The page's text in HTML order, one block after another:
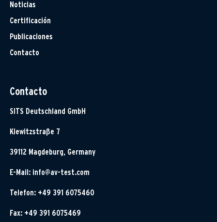
Noticias
Certificación
Publicaciones
Contacto
Contacto
SITS Deutschland GmbH
Klewitzstraße 7
39112 Magdeburg, Germany
E-Mail: info@av-test.com
Telefon: +49 391 6075460
Fax: +49 391 6075469